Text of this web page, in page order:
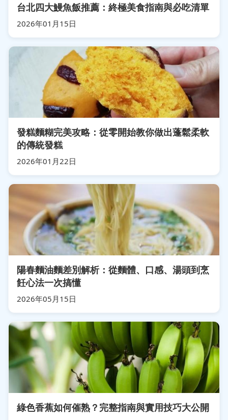
台北四大鰻魚飯推薦：終極美食指南與必吃清單
2026年01月15日
發糕麵糊完美攻略：從零開始教你做出蓬鬆柔軟
的傳統發糕
2026年01月22日
陽春麵油麵差別解析：從麵體、口感、湯頭到烹
飪心法一次搞懂
2026年05月15日
綠色香蕉如何催熟？完整指南與實用技巧大公開